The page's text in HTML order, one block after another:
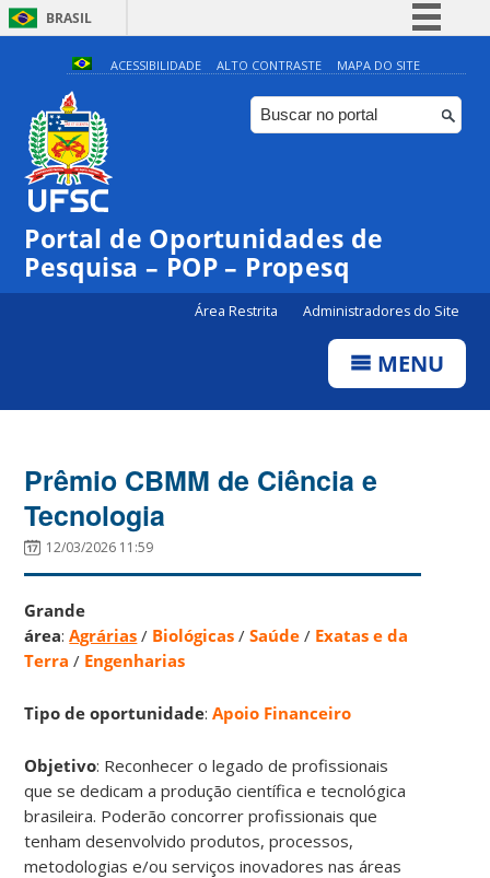
BRASIL
Simplifique!
Comunica BR
Participe
Canais
ACESSIBILIDADE ALTO CONTRASTE MAPA DO SITE
Portal de Oportunidades de
Pesquisa – POP – Propesq
Área Restrita Administradores do Site
MENU
Prêmio CBMM de Ciência e
Tecnologia
12/03/2026 11:59
Grande
área:Agrárias / Biológicas /Saúde / Exatas e da
Terra / Engenharias
Tipo de oportunidade:Apoio Financeiro
Objetivo: Reconhecer o legado de profissionais
que se dedicam a produção científica e tecnológica
brasileira. Poderão concorrer profissionais que
tenham desenvolvido produtos, processos,
metodologias e/ou serviços inovadores nas áreas